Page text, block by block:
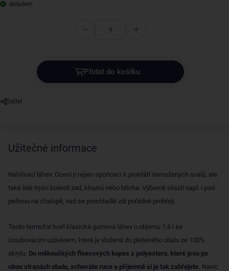
skladem
Přidat do košíku
Sdílet
Užitečné informace
Nahřívací láhev. Ocení ji nejen sportovci k prohřátí namožených svalů, ale
také lidé trpící bolestí zad, kloubů nebo břicha. Výborně slouží např. i pod
peřinou na chalupě, než se prochladlé zdi pořádně prohřejí.
Tento termofor tvoří klasická gumová láhev o objemu 1,6 l se
šroubovacím uzávěrem, která je vložená do pleteného obalu ze 100%
akrylu. Do měkoučkých fleecových kapes z polyesteru, které jsou po
obou stranách obalu, schováte ruce a příjemně si je tak zahřejete. Navíc